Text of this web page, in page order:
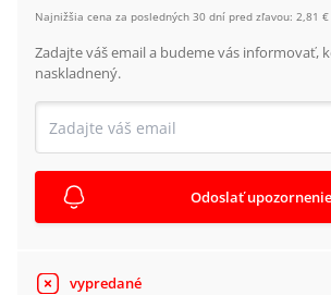
Najnižšia cena za posledných 30 dní pred zľavou: 2,81 €
Zadajte váš email a budeme vás informovať,
naskladnený.
Odoslať upozornenie
vypredané